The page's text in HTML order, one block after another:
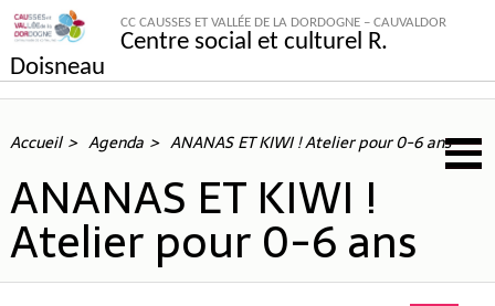
CC CAUSSES ET VALLÉE DE LA DORDOGNE – CAUVALDOR
Centre social et culturel R.
Doisneau
Accueil Agenda ANANAS ET KIWI ! Atelier pour 0-6 ans
ANANAS ET KIWI !
Atelier pour 0-6 ans